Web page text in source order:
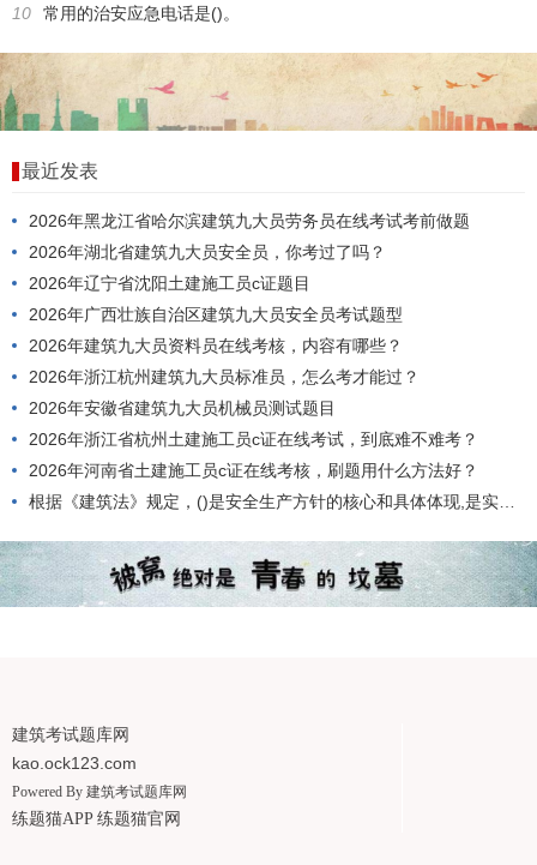
10
常用的治安应急电话是()。
最近发表
2026年黑龙江省哈尔滨建筑九大员劳务员在线考试考前做题
2026年湖北省建筑九大员安全员，你考过了吗？
2026年辽宁省沈阳土建施工员c证题目
2026年广西壮族自治区建筑九大员安全员考试题型
2026年建筑九大员资料员在线考核，内容有哪些？
2026年浙江杭州建筑九大员标准员，怎么考才能过？
2026年安徽省建筑九大员机械员测试题目
2026年浙江省杭州土建施工员c证在线考试，到底难不难考？
2026年河南省土建施工员c证在线考核，刷题用什么方法好？
根据《建筑法》规定，()是安全生产方针的核心和具体体现,是实现安全生产的根本途径。
建筑考试题库网
kao.ock123.com
Powered By 建筑考试题库网
练题猫APP 练题猫官网